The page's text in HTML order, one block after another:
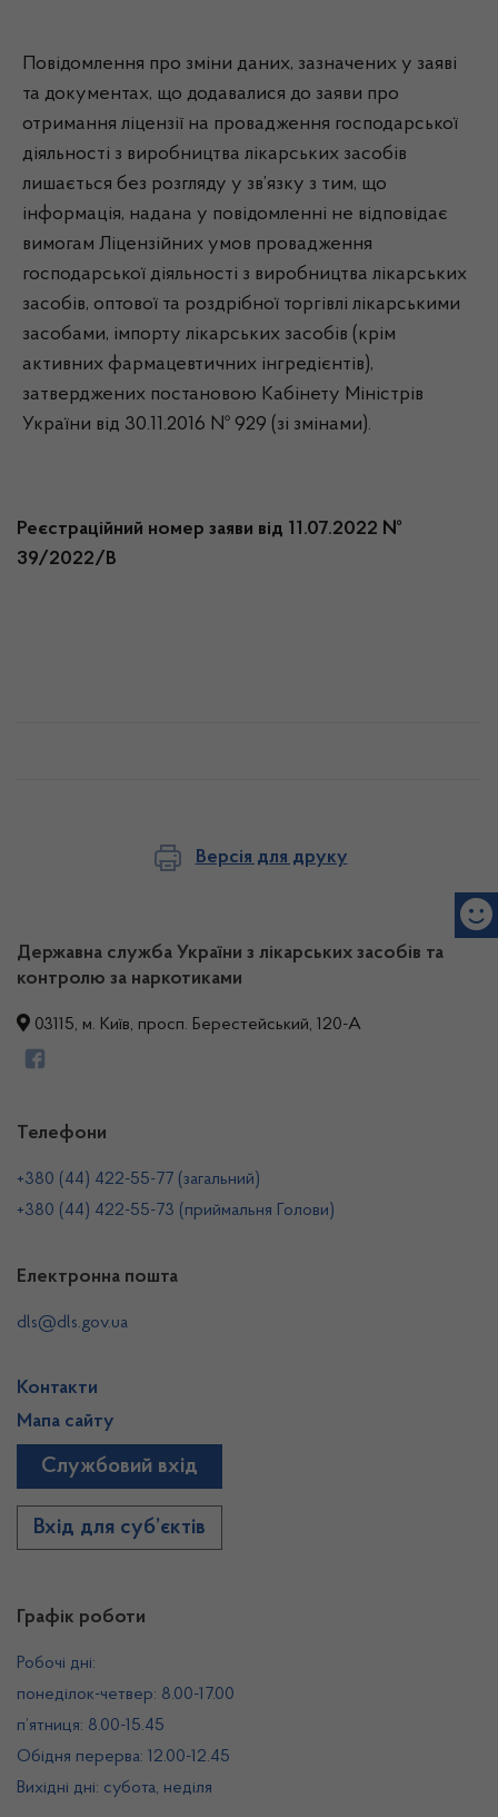
Повідомлення про зміни даних, зазначених у заяві
та документах, що додавалися до заяви про
отримання ліцензії на провадження господарської
діяльності з виробництва лікарських засобів
лишається без розгляду у зв’язку з тим, що
інформація, надана у повідомленні не відповідає
вимогам Ліцензійних умов провадження
господарської діяльності з виробництва лікарських
засобів, оптової та роздрібної торгівлі лікарськими
засобами, імпорту лікарських засобів (крім
активних фармацевтичних інгредієнтів),
затверджених постановою Кабінету Міністрів
України від 30.11.2016 № 929 (зі змінами).
Реєстраційний номер заяви від 11.07.2022 №
39/2022/В
Версія для друку
Державна служба України з лікарських засобів та
контролю за наркотиками
03115, м. Київ, просп. Берестейський, 120-А
Графік роботи
Робочі дні:
понеділок-четвер: 8.00-17.00
п’ятниця: 8.00-15.45
Обідня перерва: 12.00-12.45
Вихідні дні: субота, неділя
Телефони
+380 (44) 422-55-77 (загальний)
+380 (44) 422-55-73 (приймальня Голови)
Електронна пошта
dls@dls.gov.ua
Контакти
Мапа сайту
Службовий вхід
Вхід для суб’єктів